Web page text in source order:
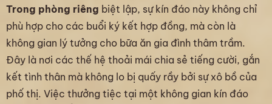
Trong phòng riêng biệt lập, sự kín đáo này không chỉ
phù hợp cho các buổi ký kết hợp đồng, mà còn là
không gian lý tưởng cho bữa ăn gia đình thâm trầm.
Đây là nơi các thế hệ thoải mái chia sẻ tiếng cười, gắn
kết tình thân mà không lo bị quấy rầy bởi sự xô bồ của
phố thị. Việc thưởng tiệc tại một không gian kín đáo